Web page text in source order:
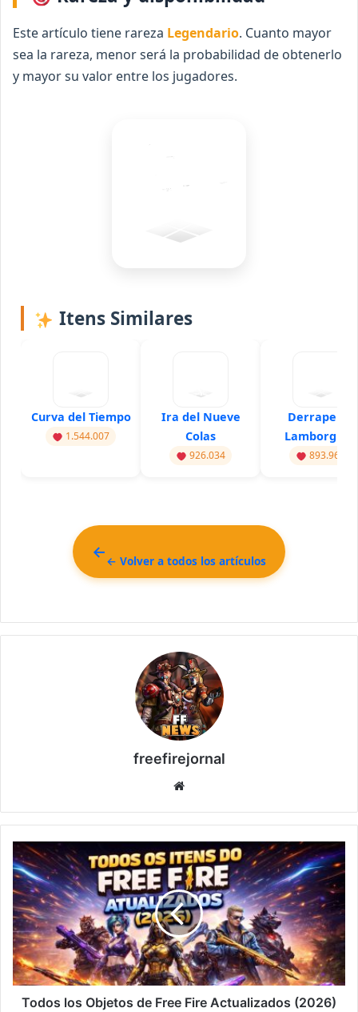
Este artículo tiene rareza Legendario. Cuanto mayor
sea la rareza, menor será la probabilidad de obtenerlo
y mayor su valor entre los jugadores.
Itens Similares
Curva del Tiempo
1.544.007
Ira del Nueve
Colas
926.034
Derrape en
Lamborghini
893.960
← Volver a todos los artículos
freefirejornal
Todos
los
Objetos
de
Free
Fire
Actualizados
(2026)
Todos los Objetos de Free Fire Actualizados (2026)